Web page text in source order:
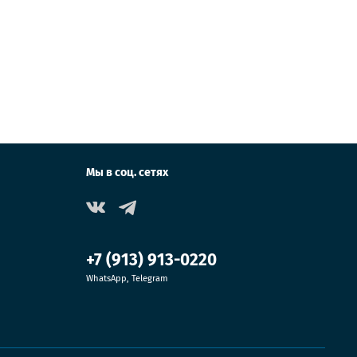
Мы в соц. сетях
+7 (913) 913-0220
WhatsApp, Telegram